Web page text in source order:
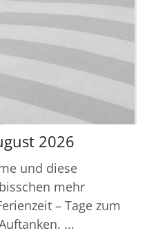
2026
und diese
mehr
– Tage zum
...